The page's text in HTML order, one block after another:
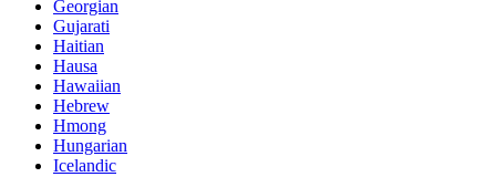
Georgian
Gujarati
Haitian
Hausa
Hawaiian
Hebrew
Hmong
Hungarian
Icelandic